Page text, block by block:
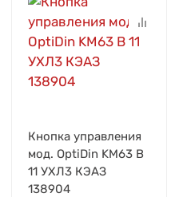
Кнопка управления
мод. OptiDin KM63 B
11 УХЛ3 КЭАЗ
138904